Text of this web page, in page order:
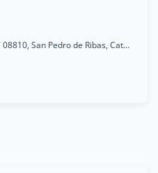
Carrer de la Torreta, 8, local 7 08810, San Pedro de Ribas, Cataluña